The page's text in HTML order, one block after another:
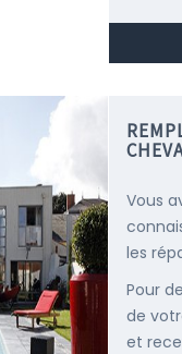
Vous
les
Pour
de
et